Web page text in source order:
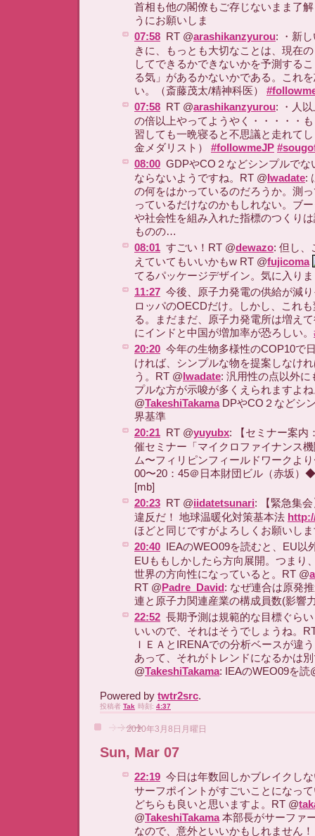
首相も他の閣僚もご存じないまま了
うにお願いしま
07:58 RT @arashikanzyurou: ・新
きに、もっとも大切なことは、現在
してできるかできないかを予測する
る気」があるかないかである。これ
い。（斎藤茂太/精神科医）
07:58 RT @arashikanzyurou: ・人
の倍以上やってようやく・・・・・
習しても一晩寝ると不思議と走れて
金メダリスト） #followmeJP
08:00 GDPやCO２などシンプルでな
ならないようですね。RT @Iwadate:
の何をはかっているのだろうか。測
っているだけなのかもしれない。ブ
や社会性を組み入れた指標のつくり
ものの…
08:01 すごい！RT @dewazo: 但し、
えていてもいいかもw RT @fujicoma
てるパッケージデザイン。気に入り
11:27 今後、原子力発電の供給が減
ロッパのOECDだけ。しかし、これ
る。まだまだ、原子力発電所は増え
にインドと中国が増加率が恐ろしい。
20:20 今年の生物多様性のCOP10で
ければ、シンプルな物を提案しなけ
う。RT @Iwadate: 汎用性の点以外
プルな方が示唆が多くえられますよ
@TakeshiTakamaDPやCO２などシ
界基準
20:21 RT @yuyubx: 【セミナー案内
催セミナー「マイクロファイナンス
ム〜フィリピンフィールドワークよ
00〜20：45＠日本財団ビル（赤坂）
[mb]
20:23 RT @iidatetsunari: 【緊急集
違反だ！ 地球温暖化対策基本法
ほどと同じですがよろしくお願いし
20:40 IEAのWEO09を読むと、EU以
EUももしかしたら方向展開。つまり
世界の方向性になっていると。RT @
RT @Padre_David: なぜ連合は原発
連と原子力関連産業の構成員数(影響
22:52 長期予測は規範的な目標ぐら
いいので、それはそうでしょうね。
ＩＥＡとIRENAでの分析ベースが違
あって、それがトレンドになるかは
@TakeshiTakama: IEAのWEO09を読
Powered by twtr2src.
投稿者 Tak 時刻: 4:37
2010年3月8日月曜日
Sun, Mar 07
22:19 今日は年数回しかブレイクし
サーフポイントがすごいことになっ
どちらも良いと思いますよ。RT @
@TakeshiTakama本部長がサーファ
なので、意外といいかもしれません